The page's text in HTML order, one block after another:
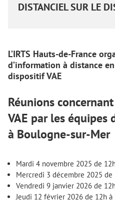
DISTANCIEL SUR LE
L’IRTS Hauts-de-France
d’information à distance
dispositif VAE
Réunions
VAE par les équipes
à Boulogne-sur-Mer
Mardi 4 novembre 2025 de
Mercredi 3 décembre 2025 de
Vendredi 9 janvier 2026 de
Jeudi 12 février 2026 de 12h à